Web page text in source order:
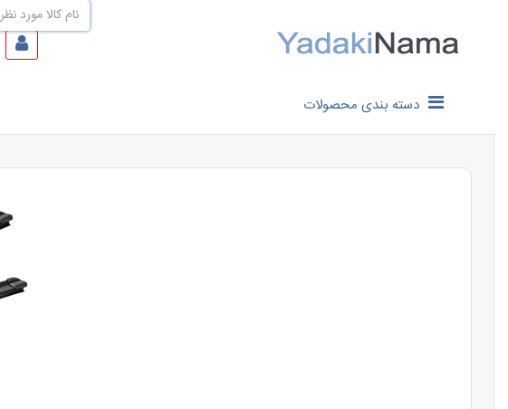
دسته بندی محصولات